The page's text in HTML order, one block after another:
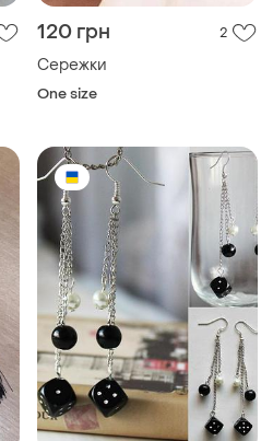
120 грн 2
Сережки
One size